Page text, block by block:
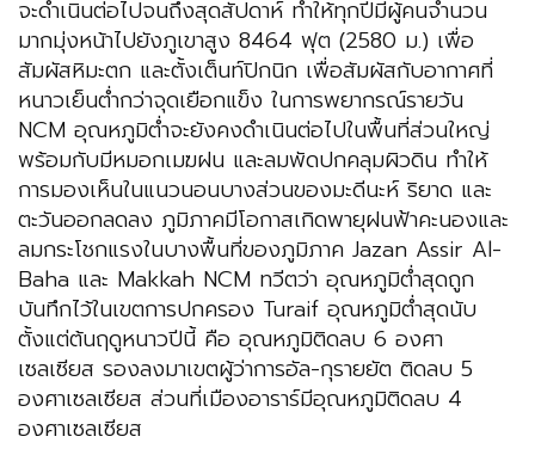
จะดำเนินต่อไปจนถึงสุดสัปดาห์ ทำให้ทุกปีมีผู้คนจำนวน
มากมุ่งหน้าไปยังภูเขาสูง 8464 ฟุต (2580 ม.) เพื่อ
สัมผัสหิมะตก และตั้งเต็นท์ปิกนิก เพื่อสัมผัสกับอากาศที่
หนาวเย็นต่ำกว่าจุดเยือกแข็ง ในการพยากรณ์รายวัน
NCM อุณหภูมิต่ำจะยังคงดำเนินต่อไปในพื้นที่ส่วนใหญ่
พร้อมกับมีหมอกเมฆฝน และลมพัดปกคลุมผิวดิน ทำให้
การมองเห็นในแนวนอนบางส่วนของมะดีนะห์ ริยาด และ
ตะวันออกลดลง ภูมิภาคมีโอกาสเกิดพายุฝนฟ้าคะนองและ
ลมกระโชกแรงในบางพื้นที่ของภูมิภาค Jazan Assir Al-
Baha และ Makkah NCM ทวีตว่า อุณหภูมิต่ำสุดถูก
บันทึกไว้ในเขตการปกครอง Turaif อุณหภูมิต่ำสุดนับ
ตั้งแต่ต้นฤดูหนาวปีนี้ คือ อุณหภูมิติดลบ 6 องศา
เซลเซียส รองลงมาเขตผู้ว่าการอัล-กุรายยัต ติดลบ 5
องศาเซลเซียส ส่วนที่เมืองอาราร์มีอุณหภูมิติดลบ 4
องศาเซลเซียส